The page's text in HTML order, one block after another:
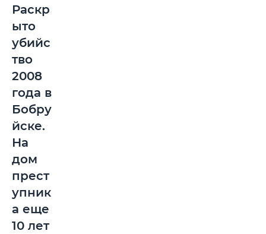
Раскр
ыто
убийс
тво
2008
года в
Бобру
йске.
На
дом
прест
упник
а еще
10 лет